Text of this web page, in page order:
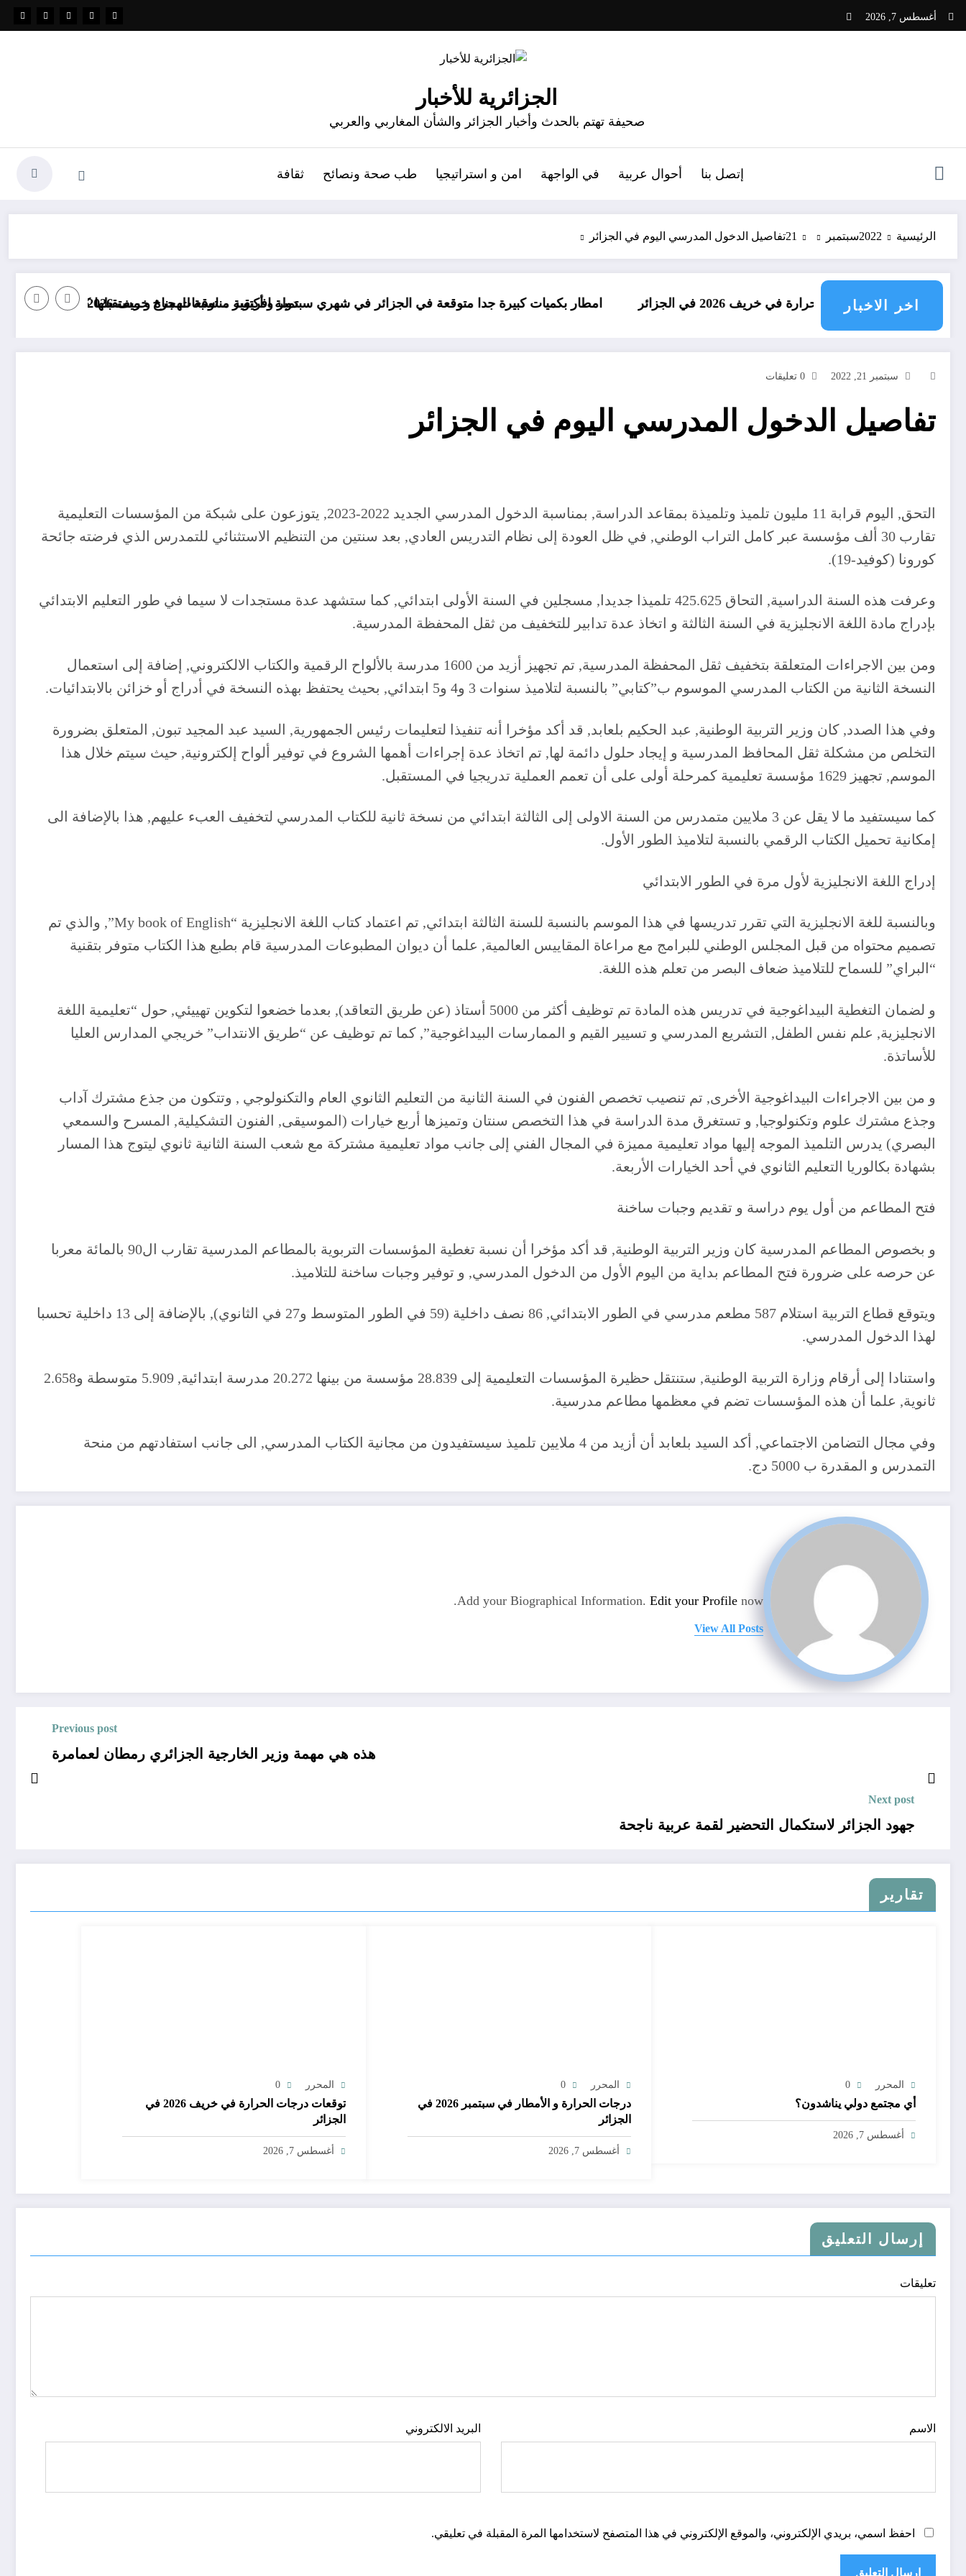
التجاوز
أغسطس 7, 2026
الجزائرية للأخبار
صحيفة تهتم بالحدث وأخبار الجزائر والشأن المغاربي والعربي
إتصل بنا أحوال عربية في الواجهة امن و استراتيجيا طب صحة ونصائح ثقافة
الرئيسية 2022سبتمبر 21تفاصيل الدخول المدرسي اليوم في الجزائر
اخر الاخبار
الحرارة في خريف 2026 في الجزائر امطار بكميات كبيرة جدا متوقعة في الجزائر في شهري سبتمبر و أكتوبر .. توقعات مناخ خريف 2026 الجزائر
دولة افريقية مناسبة للهجرة و مستقبلها كبير “منريد الخبز
سبتمبر 21, 2022 0 تعليقات
تفاصيل الدخول المدرسي اليوم في الجزائر
التحق, اليوم قرابة 11 مليون تلميذ وتلميذة بمقاعد الدراسة, بمناسبة الدخول المدرسي الجديد 2022-2023, يتوزعون على شبكة من المؤسسات التعليمية
تقارب 30 ألف مؤسسة عبر كامل التراب الوطني, في ظل العودة إلى نظام التدريس العادي, بعد سنتين من التنظيم الاستثنائي للتمدرس الذي فرضته جائحة
كورونا (كوفيد-19).
وعرفت هذه السنة الدراسية, التحاق 425.625 تلميذا جديدا, مسجلين في السنة الأولى ابتدائي, كما ستشهد عدة مستجدات لا سيما في طور التعليم الابتدائي
بإدراج مادة اللغة الانجليزية في السنة الثالثة و اتخاذ عدة تدابير للتخفيف من ثقل المحفظة المدرسية.
ومن بين الاجراءات المتعلقة بتخفيف ثقل المحفظة المدرسية, تم تجهيز أزيد من 1600 مدرسة بالألواح الرقمية والكتاب الالكتروني, إضافة إلى استعمال
النسخة الثانية من الكتاب المدرسي الموسوم ب”كتابي” بالنسبة لتلاميذ سنوات 3 و4 و5 ابتدائي, بحيث يحتفظ بهذه النسخة في أدراج أو خزائن بالابتدائيات.
وفي هذا الصدد, كان وزير التربية الوطنية, عبد الحكيم بلعابد, قد أكد مؤخرا أنه تنفيذا لتعليمات رئيس الجمهورية, السيد عبد المجيد تبون, المتعلق بضرورة
التخلص من مشكلة ثقل المحافظ المدرسية و إيجاد حلول دائمة لها, تم اتخاذ عدة إجراءات أهمها الشروع في توفير ألواح إلكترونية, حيث سيتم خلال هذا
الموسم, تجهيز 1629 مؤسسة تعليمية كمرحلة أولى على أن تعمم العملية تدريجيا في المستقبل.
كما سيستفيد ما لا يقل عن 3 ملايين متمدرس من السنة الاولى إلى الثالثة ابتدائي من نسخة ثانية للكتاب المدرسي لتخفيف العبء عليهم, هذا بالإضافة الى
إمكانية تحميل الكتاب الرقمي بالنسبة لتلاميذ الطور الأول.
إدراج اللغة الانجليزية لأول مرة في الطور الابتدائي
وبالنسبة للغة الانجليزية التي تقرر تدريسها في هذا الموسم بالنسبة للسنة الثالثة ابتدائي, تم اعتماد كتاب اللغة الانجليزية “My book of English”, والذي تم
تصميم محتواه من قبل المجلس الوطني للبرامج مع مراعاة المقاييس العالمية, علما أن ديوان المطبوعات المدرسية قام بطبع هذا الكتاب متوفر بتقنية
“البراي” للسماح للتلاميذ ضعاف البصر من تعلم هذه اللغة.
و لضمان التغطية البيداغوجية في تدريس هذه المادة تم توظيف أكثر من 5000 أستاذ (عن طريق التعاقد), بعدما خضعوا لتكوين تهييئي, حول “تعليمية اللغة
الانجليزية, علم نفس الطفل, التشريع المدرسي و تسيير القيم و الممارسات البيداغوجية”, كما تم توظيف عن “طريق الانتداب” خريجي المدارس العليا
للأساتذة.
و من بين الاجراءات البيداغوجية الأخرى, تم تنصيب تخصص الفنون في السنة الثانية من التعليم الثانوي العام والتكنولوجي , وتتكون من جذع مشترك آداب
وجذع مشترك علوم وتكنولوجيا, و تستغرق مدة الدراسة في هذا التخصص سنتان وتميزها أربع خيارات (الموسيقى, الفنون التشكيلية, المسرح والسمعي
البصري) يدرس التلميذ الموجه إليها مواد تعليمية مميزة في المجال الفني إلى جانب مواد تعليمية مشتركة مع شعب السنة الثانية ثانوي ليتوج هذا المسار
بشهادة بكالوريا التعليم الثانوي في أحد الخيارات الأربعة.
فتح المطاعم من أول يوم دراسة و تقديم وجبات ساخنة
و بخصوص المطاعم المدرسية كان وزير التربية الوطنية, قد أكد مؤخرا أن نسبة تغطية المؤسسات التربوية بالمطاعم المدرسية تقارب ال90 بالمائة معربا
عن حرصه على ضرورة فتح المطاعم بداية من اليوم الأول من الدخول المدرسي, و توفير وجبات ساخنة للتلاميذ.
ويتوقع قطاع التربية استلام 587 مطعم مدرسي في الطور الابتدائي, 86 نصف داخلية (59 في الطور المتوسط و27 في الثانوي), بالإضافة إلى 13 داخلية تحسبا
لهذا الدخول المدرسي.
واستنادا إلى أرقام وزارة التربية الوطنية, ستنتقل حظيرة المؤسسات التعليمية إلى 28.839 مؤسسة من بينها 20.272 مدرسة ابتدائية, 5.909 متوسطة و2.658
ثانوية, علما أن هذه المؤسسات تضم في معظمها مطاعم مدرسية.
وفي مجال التضامن الاجتماعي, أكد السيد بلعابد أن أزيد من 4 ملايين تلميذ سيستفيدون من مجانية الكتاب المدرسي, الى جانب استفادتهم من منحة
التمدرس و المقدرة ب 5000 دج.
Add your Biographical Information. Edit your Profile now.
View All Posts
Previous post
هذه هي مهمة وزير الخارجية الجزائري رمطان لعمامرة
Next post
جهود الجزائر لاستكمال التحضير لقمة عربية ناجحة
تقارير
المحرر 0
أي مجتمع دولي يناشدون؟
أغسطس 7, 2026
المحرر 0
درجات الحرارة و الأمطار في سبتمبر 2026 في
الجزائر
أغسطس 7, 2026
المحرر 0
توقعات درجات الحرارة في خريف 2026 في
الجزائر
أغسطس 7, 2026
إرسال التعليق
تعليقات
الاسم البريد الالكتروني
احفظ اسمي، بريدي الإلكتروني، والموقع الإلكتروني في هذا المتصفح لاستخدامها المرة المقبلة في تعليقي.